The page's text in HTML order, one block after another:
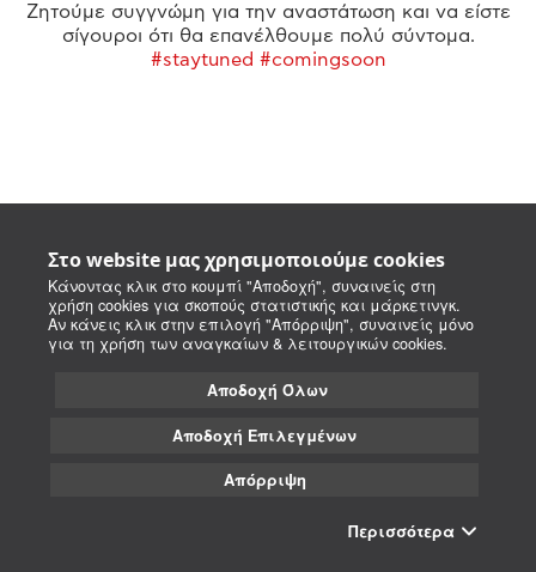
Στο website μας χρησιμοποιούμε cookies
Κάνοντας κλικ στο κουμπί "Αποδοχή", συναινείς στη
χρήση cookies για σκοπούς στατιστικής και μάρκετινγκ.
Αν κάνεις κλικ στην επιλογή "Απόρριψη", συναινείς μόνο
για τη χρήση των αναγκαίων & λειτουργικών cookies.
Αποδοχή Όλων
Αποδοχή Επιλεγμένων
Απόρριψη
Περισσότερα
Ζητούμε συγγνώμη για την αναστάτωση και να είστε
σίγουροι ότι θα επανέλθουμε πολύ σύντομα.
#staytuned #comingsoon